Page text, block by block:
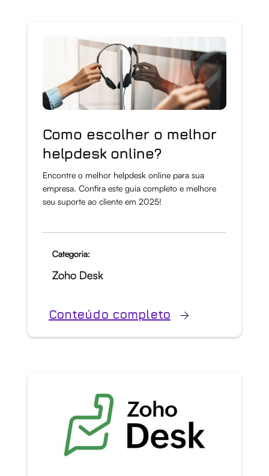
Como escolher o melhor
helpdesk online?
Encontre o melhor helpdesk online para sua
empresa. Confira este guia completo e melhore
seu suporte ao cliente em 2025!
Categoria:
Zoho Desk
Conteúdo completo